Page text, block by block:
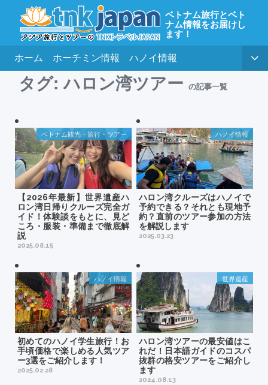
ベトナム旅行とベト
ナム情報をお届けし
ます！
ホーム ホーチミン情報 ハノイ情報
タグ:ハロン湾ツアー の記事一覧
【2026年最新】世界遺産ハ
ロン湾日帰りクルーズ完全ガ
イド！体験談をもとに、見ど
ころ・服装・準備まで徹底解
説
2025.08.15
ベトナム観光・旅行・ツアー
ハロン湾クルーズはハノイで
予約できる？それとも現地予
約？直前のツアー参加の方法
を解説します
2025.03.23
ハノイ情報
初めてのハノイ学生旅行！お
手頃価格で楽しめる人気ツア
ー3選をご紹介します！
2025.02.28
ハノイ情報
ハロン湾ツアーの最安値はこ
れだ！日本語ガイドのコスパ
抜群の格安ツアーをご紹介し
ます
2024.08.13
世界遺産